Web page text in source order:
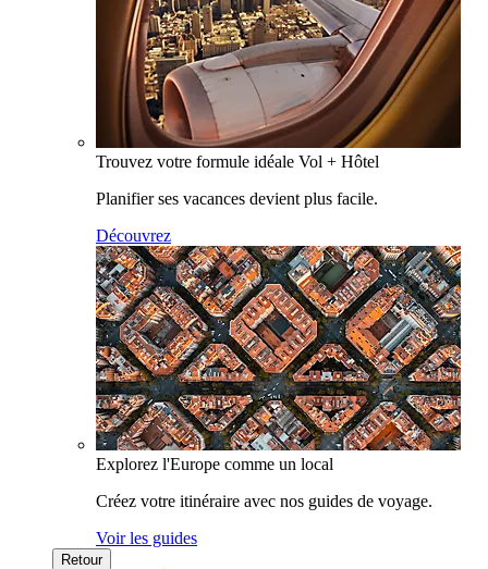
Trouvez votre formule idéale Vol + Hôtel
Planifier ses vacances devient plus facile.
Découvrez
Explorez l'Europe comme un local
Créez votre itinéraire avec nos guides de voyage.
Voir les guides
Retour